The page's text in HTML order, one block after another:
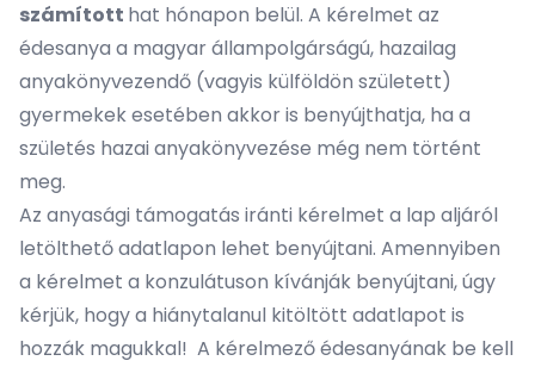
számított hat hónapon belül. A kérelmet az
édesanya a magyar állampolgárságú, hazailag
anyakönyvezendő (vagyis külföldön született)
gyermekek esetében akkor is benyújthatja, ha a
születés hazai anyakönyvezése még nem történt
meg.
Az anyasági támogatás iránti kérelmet a lap aljáról
letölthető adatlapon lehet benyújtani. Amennyiben
a kérelmet a konzulátuson kívánják benyújtani, úgy
kérjük, hogy a hiánytalanul kitöltött adatlapot is
hozzák magukkal! A kérelmező édesanyának be kell